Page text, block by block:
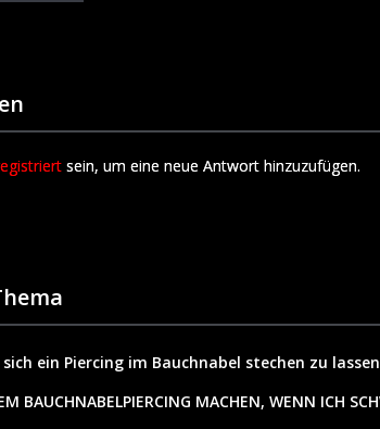
sein, um eine neue Antwort hinzuzufügen.
ein Piercing im Bauchnabel stechen zu
BAUCHNABELPIERCING MACHEN, WENN ICH